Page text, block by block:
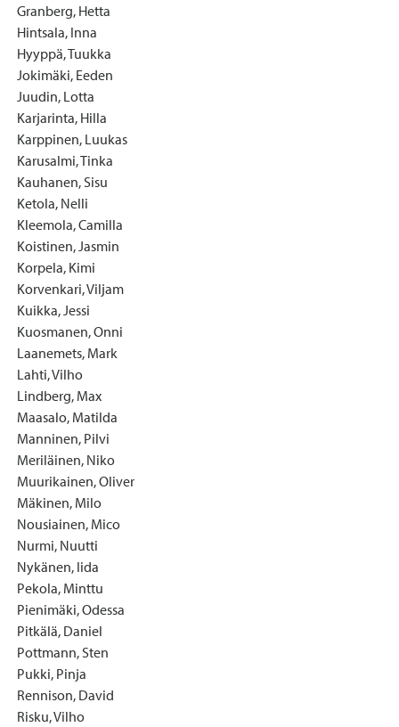
Granberg, Hetta
Hintsala, Inna
Hyyppä, Tuukka
Jokimäki, Eeden
Juudin, Lotta
Karjarinta, Hilla
Karppinen, Luukas
Karusalmi, Tinka
Kauhanen, Sisu
Ketola, Nelli
Kleemola, Camilla
Koistinen, Jasmin
Korpela, Kimi
Korvenkari, Viljam
Kuikka, Jessi
Kuosmanen, Onni
Laanemets, Mark
Lahti, Vilho
Lindberg, Max
Maasalo, Matilda
Manninen, Pilvi
Meriläinen, Niko
Muurikainen, Oliver
Mäkinen, Milo
Nousiainen, Mico
Nurmi, Nuutti
Nykänen, Iida
Pekola, Minttu
Pienimäki, Odessa
Pitkälä, Daniel
Pottmann, Sten
Pukki, Pinja
Rennison, David
Risku, Vilho